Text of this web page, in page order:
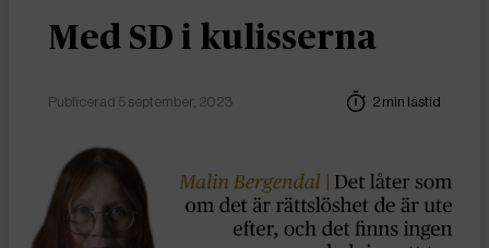
Med SD i kulisserna
Publicerad 5 september, 2023 2 min lästid